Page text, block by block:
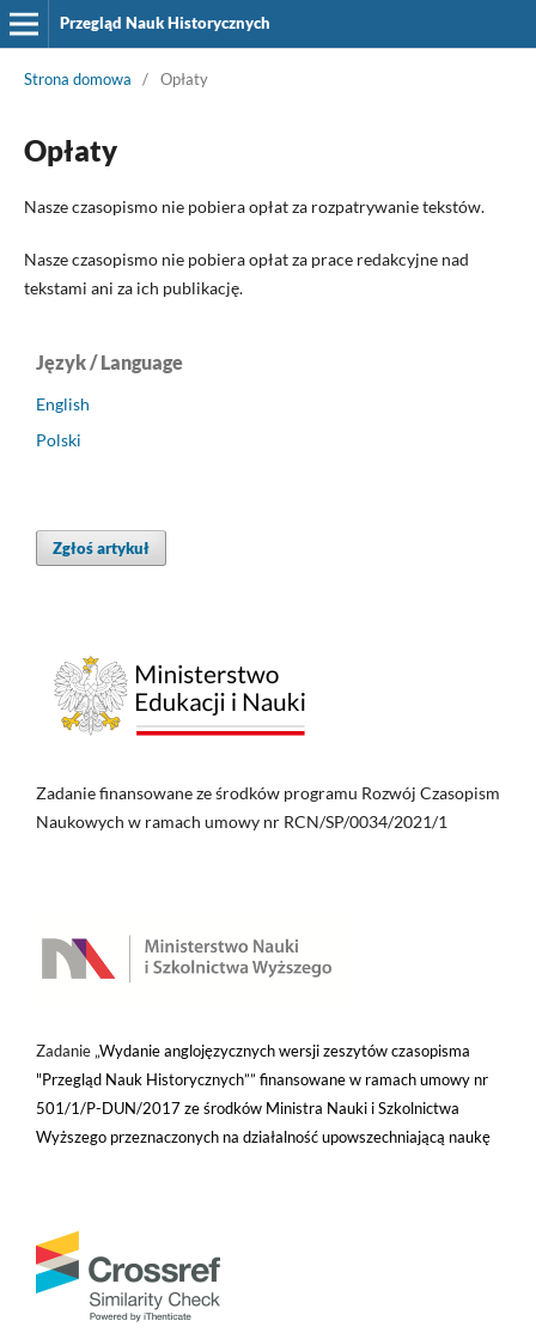
Przegląd Nauk Historycznych
Strona domowa / Opłaty
Opłaty
Nasze czasopismo nie pobiera opłat za rozpatrywanie tekstów.
Nasze czasopismo nie pobiera opłat za prace redakcyjne nad
tekstami ani za ich publikację.
Język / Language
English
Polski
Zgłoś artykuł
Zadanie finansowane ze środków programu Rozwój Czasopism
Naukowych w ramach umowy nr RCN/SP/0034/2021/1
Zadanie „Wydanie anglojęzycznych wersji zeszytów czasopisma
"Przegląd Nauk Historycznych”” finansowane w ramach umowy nr
501/1/P-DUN/2017 ze środków Ministra Nauki i Szkolnictwa
Wyższego przeznaczonych na działalność upowszechniającą naukę